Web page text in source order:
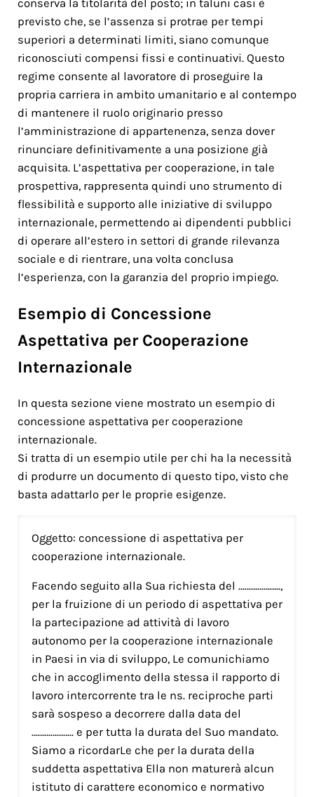
conserva la titolarità del posto; in taluni casi è
previsto che, se l’assenza si protrae per tempi
superiori a determinati limiti, siano comunque
riconosciuti compensi fissi e continuativi. Questo
regime consente al lavoratore di proseguire la
propria carriera in ambito umanitario e al contempo
di mantenere il ruolo originario presso
l’amministrazione di appartenenza, senza dover
rinunciare definitivamente a una posizione già
acquisita. L’aspettativa per cooperazione, in tale
prospettiva, rappresenta quindi uno strumento di
flessibilità e supporto alle iniziative di sviluppo
internazionale, permettendo ai dipendenti pubblici
di operare all’estero in settori di grande rilevanza
sociale e di rientrare, una volta conclusa
l’esperienza, con la garanzia del proprio impiego.
Esempio di Concessione
Aspettativa per Cooperazione
Internazionale
In questa sezione viene mostrato un esempio di
concessione aspettativa per cooperazione
internazionale.
Si tratta di un esempio utile per chi ha la necessità
di produrre un documento di questo tipo, visto che
basta adattarlo per le proprie esigenze.
Oggetto: concessione di aspettativa per
cooperazione internazionale.
Facendo seguito alla Sua richiesta del ………………..,
per la fruizione di un periodo di aspettativa per
la partecipazione ad attività di lavoro
autonomo per la cooperazione internazionale
in Paesi in via di sviluppo, Le comunichiamo
che in accoglimento della stessa il rapporto di
lavoro intercorrente tra le ns. reciproche parti
sarà sospeso a decorrere dalla data del
……………….. e per tutta la durata del Suo mandato.
Siamo a ricordarLe che per la durata della
suddetta aspettativa Ella non maturerà alcun
istituto di carattere economico e normativo